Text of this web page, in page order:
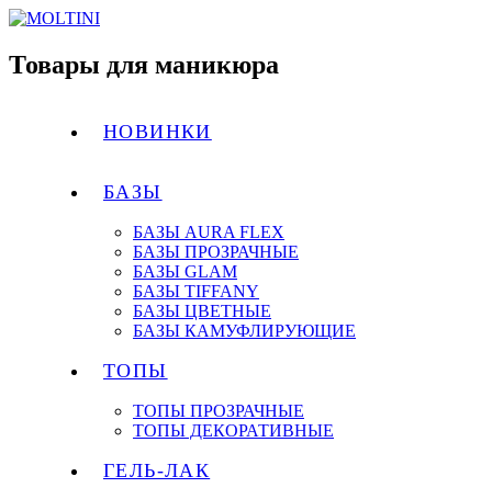
Товары для маникюра
НОВИНКИ
БАЗЫ
БАЗЫ AURA FLEX
БАЗЫ ПРОЗРАЧНЫЕ
БАЗЫ GLAM
БАЗЫ TIFFANY
БАЗЫ ЦВЕТНЫЕ
БАЗЫ КАМУФЛИРУЮЩИЕ
ТОПЫ
ТОПЫ ПРОЗРАЧНЫЕ
ТОПЫ ДЕКОРАТИВНЫЕ
ГЕЛЬ-ЛАК